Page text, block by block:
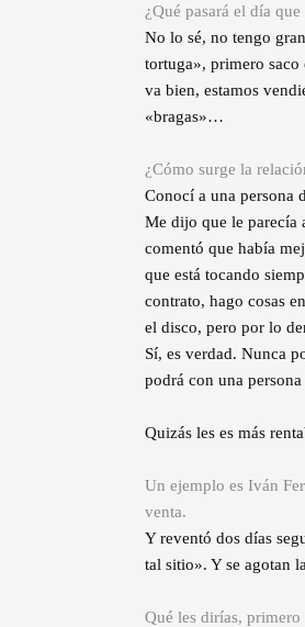
¿Qué pasará el día
No lo sé, no tengo
tortuga», primero
va bien, estamos
«bragas»…
¿Cómo surge la
Conocí a una persona
Me dijo que le parecía
comentó que había
que está tocando
contrato, hago cosas
el disco, pero por lo
Sí, es verdad. Nunca
podrá con una
Quizás les es más
Un ejemplo es Iván
venta.
Y reventó dos días
tal sitio». Y se agotan
Qué les dirías, primero